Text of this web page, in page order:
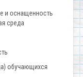
и оснащенность
среда
обучающихся